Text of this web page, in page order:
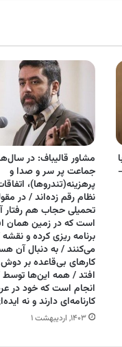
مشاور قالیباف: در
جماعت پر سر و صدا و
پرهزینه(تندروها)،
نظام رقم زده‌اند / در
تحمیلی حجاب هم رفتار
است که در زمین همان
برنامه ریزی کرده و
می‌کنند / به دنبال آن
کارهای بی‌قاعده بر
افتد / همه این‌ها
انجام است که خود در
کارنامه‌ای دارند و نه
۱۴۰۳, اردیبهشت ۱